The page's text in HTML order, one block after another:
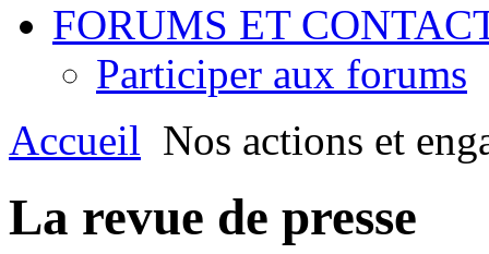
FORUMS ET
Participer aux forums
Accueil Nos actions et
La revue de presse